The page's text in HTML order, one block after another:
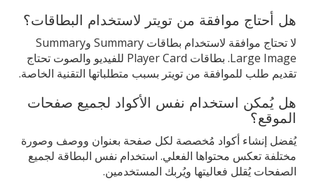
هل أحتاج موافقة من تويتر لاستخدام البطاقات؟
لا تحتاج موافقة لاستخدام بطاقات Summary وSummary
Large Image. بطاقات Player Card للفيديو والصوت تحتاج
تقديم طلب للموافقة من تويتر بسبب متطلباتها التقنية الخاصة.
هل يُمكن استخدام نفس الأكواد لجميع صفحات
الموقع؟
يُفضل إنشاء أكواد مُخصصة لكل صفحة بعنوان ووصف وصورة
مختلفة تعكس محتواها الفعلي. استخدام نفس البطاقة لجميع
الصفحات يُقلل فعاليتها ويُربك المستخدمين.